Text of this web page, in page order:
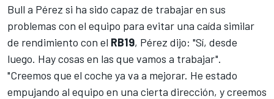
Bull a Pérez si ha sido capaz de trabajar en sus
problemas con el equipo para evitar una caída similar
de rendimiento con el RB19, Pérez dijo: "Sí, desde
luego. Hay cosas en las que vamos a trabajar".
"Creemos que el coche ya va a mejorar. He estado
empujando al equipo en una cierta dirección, y creemos